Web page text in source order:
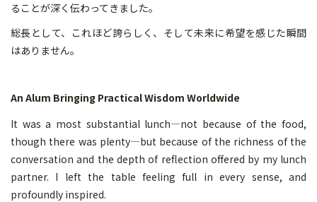
ることが深く伝わってきました。
総長として、これほど誇らしく、そして未来に希望を感じた瞬間
はありません。
An Alum Bringing Practical Wisdom Worldwide
It was a most substantial lunch—not because of the food,
though there was plenty—but because of the richness of the
conversation and the depth of reflection offered by my lunch
partner. I left the table feeling full in every sense, and
profoundly inspired.